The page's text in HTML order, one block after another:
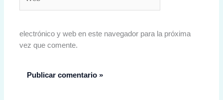
electrónico y web en este navegador para la próxima
vez que comente.